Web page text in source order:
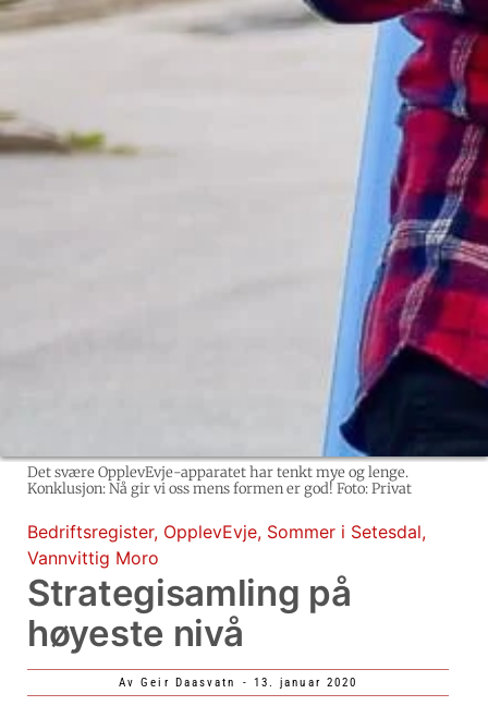
Det svære OpplevEvje-apparatet har tenkt mye og lenge.
Konklusjon: Nå gir vi oss mens formen er god! Foto: Privat
Bedriftsregister, OpplevEvje, Sommer i Setesdal,
Vannvittig Moro
Strategisamling på
høyeste nivå
Av Geir Daasvatn - 13. januar 2020